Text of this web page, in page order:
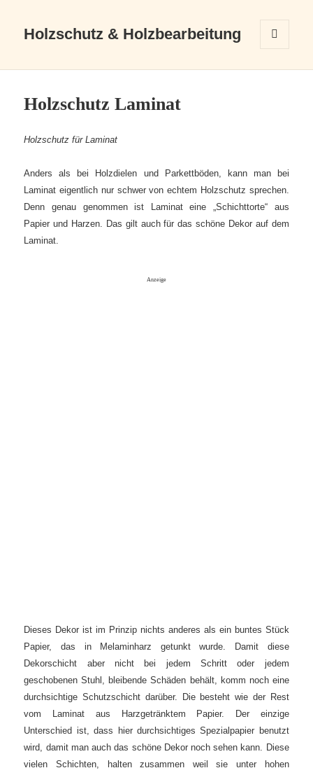
Holzschutz & Holzbearbeitung
WIDGETS
Holzschutz Laminat
Holzschutz für Laminat
Anders als bei Holzdielen und Parkettböden, kann man bei
Laminat eigentlich nur schwer von echtem Holzschutz sprechen.
Denn genau genommen ist Laminat eine „Schichttorte“ aus
Papier und Harzen. Das gilt auch für das schöne Dekor auf dem
Laminat.
Anzeige
Dieses Dekor ist im Prinzip nichts anderes als ein buntes Stück
Papier, das in Melaminharz getunkt wurde.
Damit diese
Dekorschicht aber nicht bei jedem Schritt oder jedem
geschobenen Stuhl, bleibende Schäden behält, komm noch eine
durchsichtige Schutzschicht darüber. Die besteht wie der Rest
vom Laminat aus Harzgetränktem Papier. Der einzige
Unterschied ist, dass hier durchsichtiges Spezialpapier benutzt
wird, damit man auch das schöne Dekor noch sehen kann. Diese
vielen Schichten, halten zusammen weil sie unter hohen